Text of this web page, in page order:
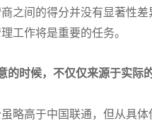
之间的得分并没有显著性
工作将是重要的任务。
的时候，不仅仅来源于实
略高于中国联通，但从具